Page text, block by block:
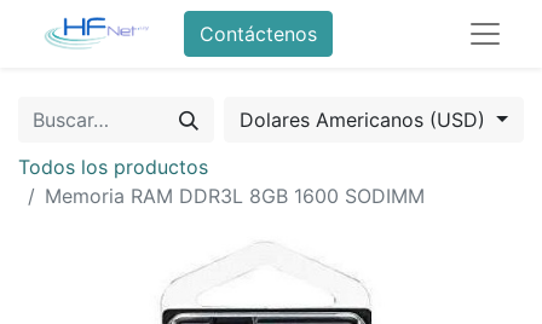
Contáctenos
Dolares Americanos (USD)
Todos los productos
Memoria RAM DDR3L 8GB 1600 SODIMM